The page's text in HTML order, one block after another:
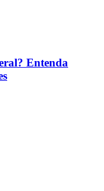
Entenda